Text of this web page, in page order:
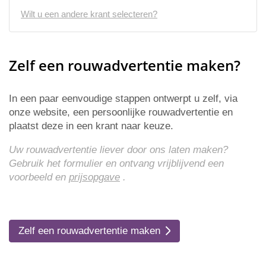
Wilt u een andere krant selecteren?
Zelf een rouwadvertentie maken?
In een paar eenvoudige stappen ontwerpt u zelf, via
onze website, een persoonlijke rouwadvertentie en
plaatst deze in een krant naar keuze.
Uw rouwadvertentie liever door ons laten maken?
Gebruik het formulier en ontvang vrijblijvend een
voorbeeld en prijsopgave .
Zelf een rouwadvertentie maken